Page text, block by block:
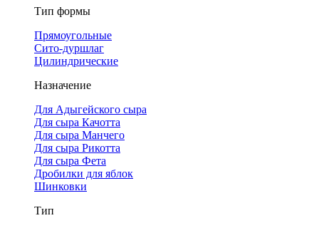
Тип формы
Прямоугольные
Сито-дуршлаг
Цилиндрические
Назначение
Для Адыгейского сыра
Для сыра Качотта
Для сыра Манчего
Для сыра Рикотта
Для сыра Фета
Дробилки для яблок
Шинковки
Тип